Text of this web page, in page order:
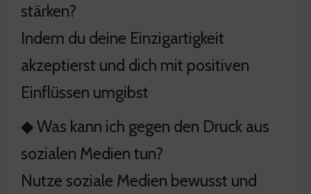
stärken?
Indem du deine Einzigartigkeit
akzeptierst und dich mit positiven
Einflüssen umgibst
◆ Was kann ich gegen den Druck aus
sozialen Medien tun?
Nutze soziale Medien bewusst und